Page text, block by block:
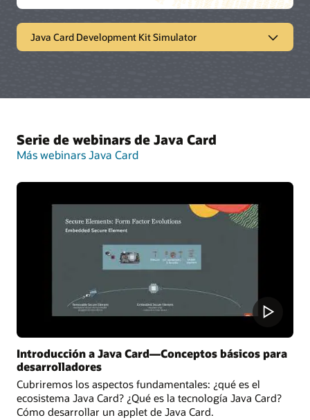
Java Card Development Kit Simulator
Java Card
referencia de prueba y depuración para las aplicaciones
de Java Card. Incluye un entorno de simulación de Java
Card y un complemento de Eclipse. Es compatible con
puede ejecutar aplicaciones escritas para versiones
Notas de la versión del simulador de tecnología
Oracle Java Card
Descargas del kit de desarrollo de Oracle Java Card
Serie de webinars de Java Card
Más webinars Java Card
Introducción a Java Card—Conceptos básicos para
desarrolladores
Cubriremos los aspectos fundamentales: ¿qué es el
ecosistema Java Card? ¿Qué es la tecnología Java Card?
Cómo desarrollar un applet de Java Card.